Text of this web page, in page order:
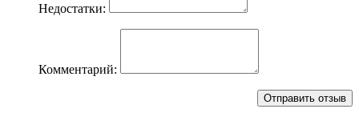
Недостатки:
Комментарий: